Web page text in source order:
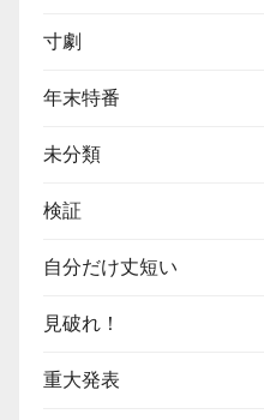
寸劇
年末特番
未分類
検証
自分だけ丈短い
見破れ！
重大発表